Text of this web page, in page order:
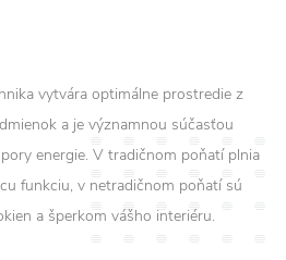
vytvára optimálne prostredie z
a je významnou súčasťou
energie. V tradičnom poňatí plnia
funkciu, v netradičnom poňatí sú
a šperkom vášho interiéru.